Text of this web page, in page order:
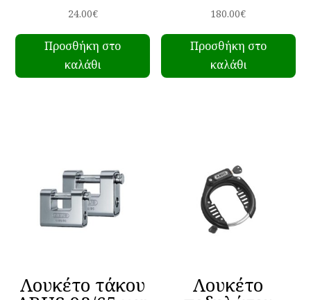
24.00€
Προσθήκη στο
καλάθι
180.00€
Προσθήκη στο
καλάθι
Λουκέτο τάκου Λουκέτο